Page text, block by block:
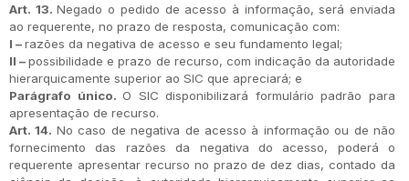
Art. 13.Negado o pedido de acesso à informação, será enviada
ao requerente, no prazo de resposta, comunicação com:
I –razões da negativa de acesso e seu fundamento legal;
II –possibilidade e prazo de recurso, com indicação da autoridade
hierarquicamente superior ao SIC que apreciará; e
Parágrafo único.O SIC disponibilizará formulário padrão para
apresentação de recurso.
Art. 14. No caso de negativa de acesso à informação ou de não
fornecimento das razões da negativa do acesso, poderá o
requerente apresentar recurso no prazo de dez dias, contado da